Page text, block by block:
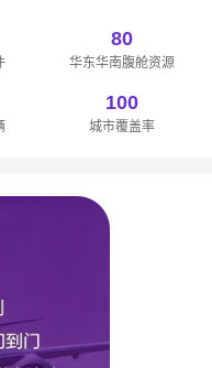
80
华东华南腹舱资源
100
城市覆盖率